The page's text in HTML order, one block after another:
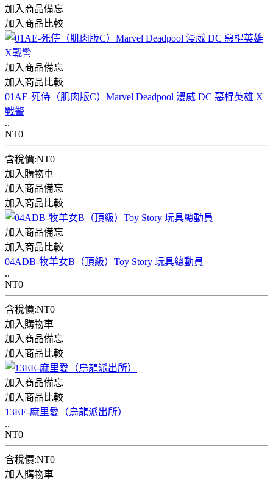
加入商品備忘
加入商品比較
加入商品備忘
加入商品比較
01AE-死侍（肌肉版C）Marvel Deadpool 漫威 DC 惡棍英雄 X
戰警
..
NT0
含稅價:NT0
加入購物車
加入商品備忘
加入商品比較
加入商品備忘
加入商品比較
04ADB-牧羊女B（頂級）Toy Story 玩具總動員
..
NT0
含稅價:NT0
加入購物車
加入商品備忘
加入商品比較
加入商品備忘
加入商品比較
13EE-麻里愛（烏龍派出所）
..
NT0
含稅價:NT0
加入購物車